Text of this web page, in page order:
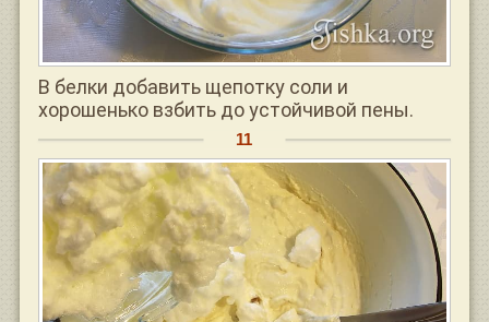
В белки добавить щепотку соли и
хорошенько взбить до устойчивой пены.